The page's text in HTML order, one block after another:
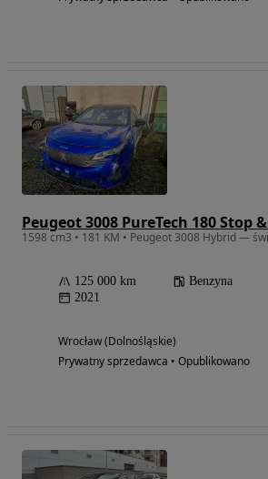
125 000 km Benzyna
2021
Wrocław (Dolnośląskie)
Prywatny sprzedawca • Opublikowano